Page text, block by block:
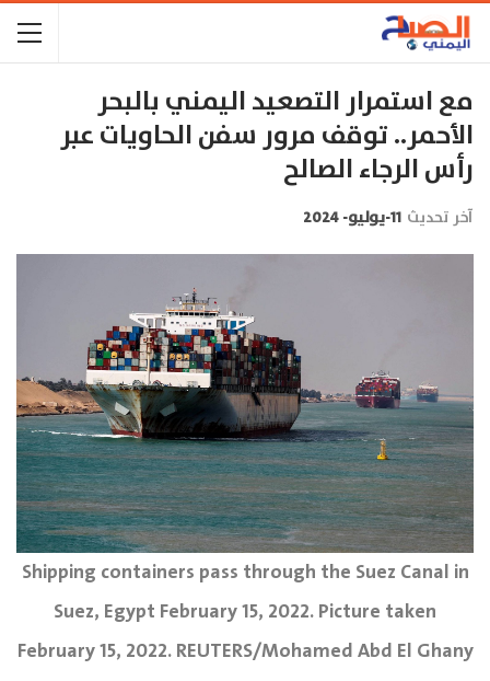
مع استمرار التصعيد اليمني بالبحر
الأحمر.. توقف مرور سفن الحاويات عبر
رأس الرجاء الصالح
آخر تحديث 11-يوليو- 2024
Shipping containers pass through the Suez Canal in
Suez, Egypt February 15, 2022. Picture taken
February 15, 2022. REUTERS/Mohamed Abd El Ghany